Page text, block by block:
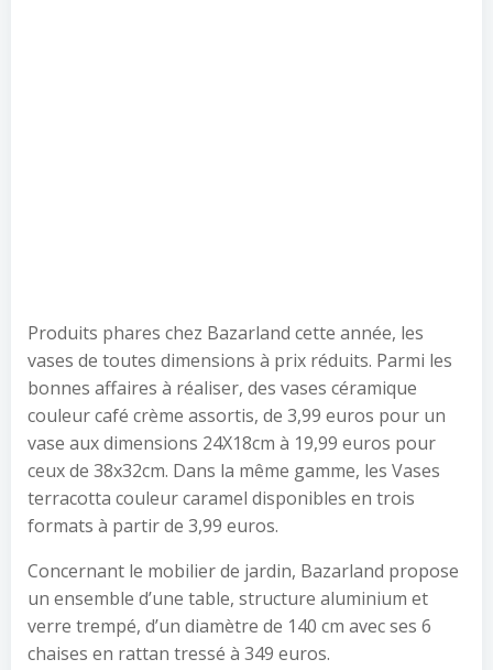
Produits phares chez Bazarland cette année, les
vases de toutes dimensions à prix réduits. Parmi les
bonnes affaires à réaliser, des vases céramique
couleur café crème assortis, de 3,99 euros pour un
vase aux dimensions 24X18cm à 19,99 euros pour
ceux de 38x32cm. Dans la même gamme, les Vases
terracotta couleur caramel disponibles en trois
formats à partir de 3,99 euros.
Concernant le mobilier de jardin, Bazarland propose
un ensemble d’une table, structure aluminium et
verre trempé, d’un diamètre de 140 cm avec ses 6
chaises en rattan tressé à 349 euros.